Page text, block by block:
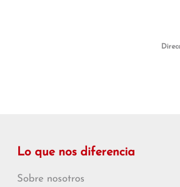
Lo que nos diferencia
Sobre nosotros